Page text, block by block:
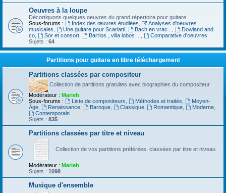
Oeuvres à la loupe
Décortiquons quelques oeuvres du grand répertoire pour guitare
Sous-forums :
Index des œuvres étudiées
Analyses d'oeuvres
musicales
Une guitare pour Scarlatti, Bach en vrac...
Dowland and
co
Sor et consort, Barrios , villa lobos ...
Comparative d'oeuvres
Sujets : 64
Partitions pour guitare en libre téléchargement
Partitions classées par compositeur
Collection de partitions gratuites avec biographies du compositeur
Modérateur : Marieh
Sous-forums :
Liste de compositeurs Méthodes et traités
Moyen-
Âge
Renaissance, Baroque, Classique, Romantique Moderne
Contemporain
Sujets : 835
Partitions classées par titre et niveau
Collection de vos partitions préférées, classées par titre et niveau.
Modérateur : Marieh
Sujets : 1098
Musique d'ensemble